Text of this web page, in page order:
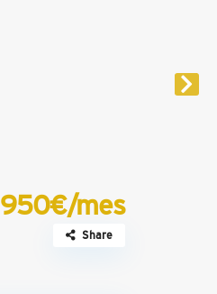
950€/mes
Share